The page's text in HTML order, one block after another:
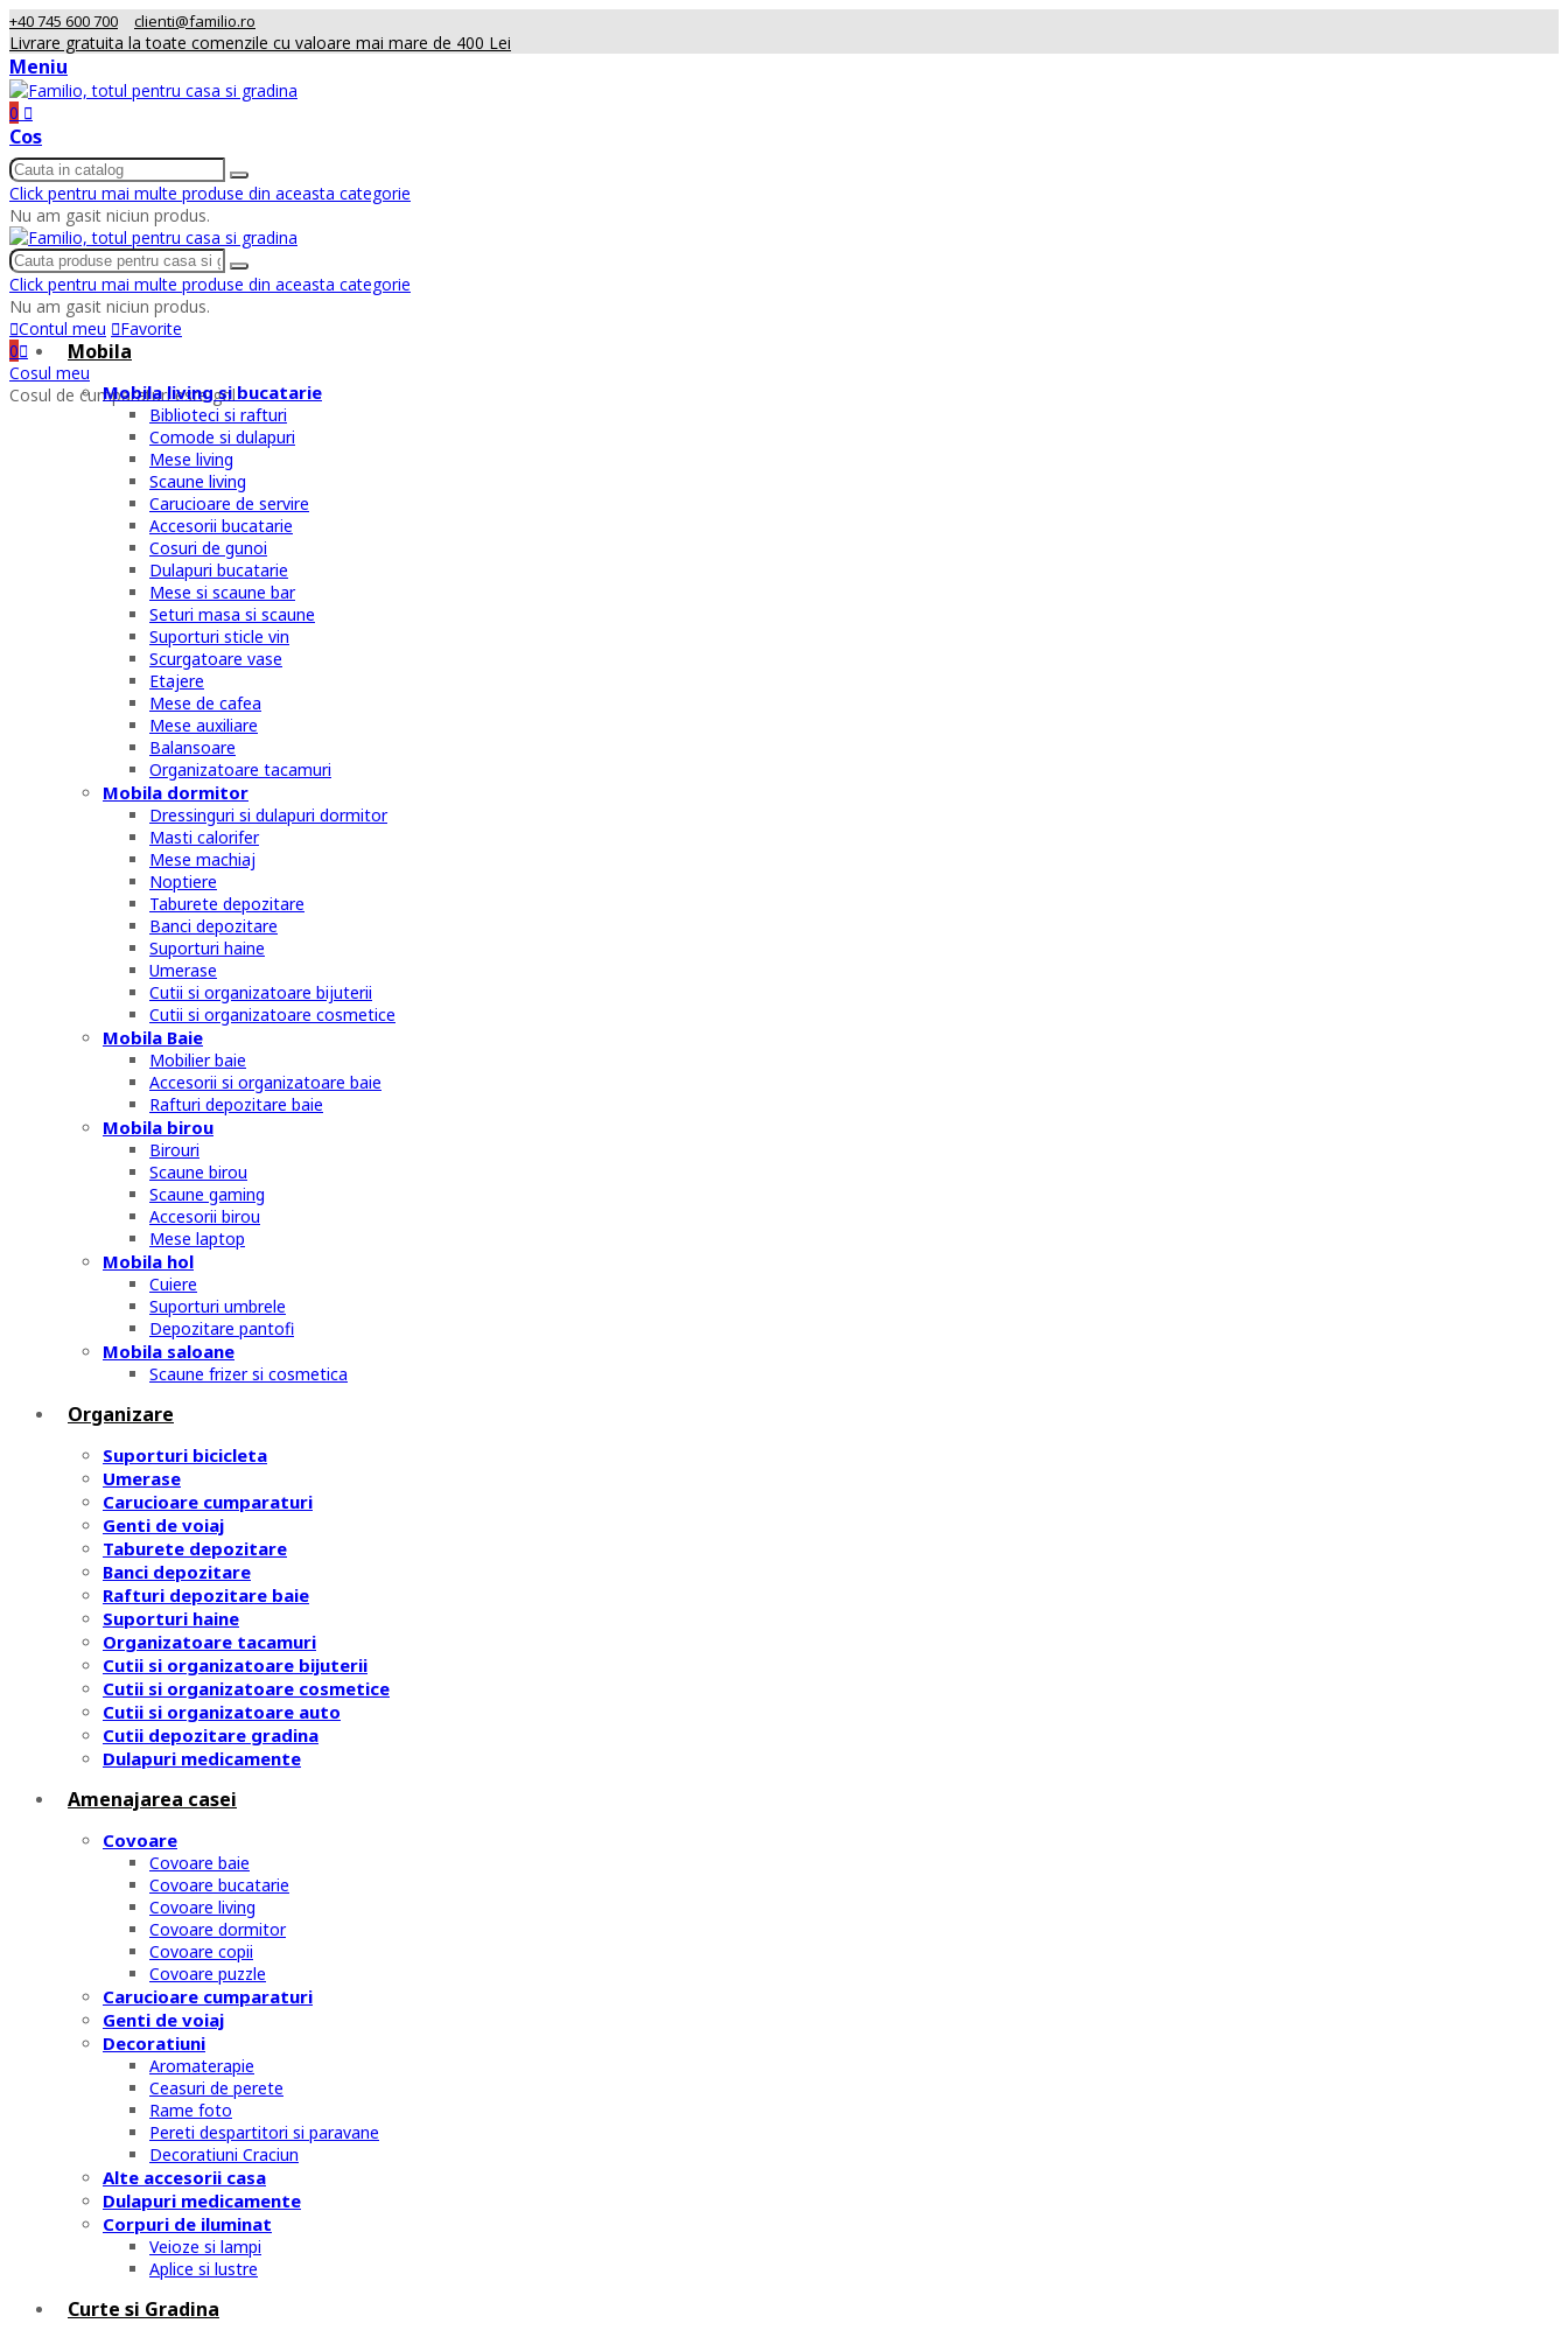
+40 745 600 700 clienti@familio.ro
Livrare gratuita la toate comenzile cu valoare mai mare de 400 Lei
Meniu
0
Cos
Click pentru mai multe produse din aceasta categorie
Nu am gasit niciun produs.
Click pentru mai multe produse din aceasta categorie
Nu am gasit niciun produs.
Contul meu
Favorite
0
Cosul meu
Cosul de cumparaturi este gol
Mobila
Mobila living si bucatarie
Biblioteci si rafturi
Comode si dulapuri
Mese living
Scaune living
Carucioare de servire
Accesorii bucatarie
Cosuri de gunoi
Dulapuri bucatarie
Mese si scaune bar
Seturi masa si scaune
Suporturi sticle vin
Scurgatoare vase
Etajere
Mese de cafea
Mese auxiliare
Balansoare
Organizatoare tacamuri
Mobila dormitor
Dressinguri si dulapuri dormitor
Masti calorifer
Mese machiaj
Noptiere
Taburete depozitare
Banci depozitare
Suporturi haine
Umerase
Cutii si organizatoare bijuterii
Cutii si organizatoare cosmetice
Mobila Baie
Mobilier baie
Accesorii si organizatoare baie
Rafturi depozitare baie
Mobila birou
Birouri
Scaune birou
Scaune gaming
Accesorii birou
Mese laptop
Mobila hol
Cuiere
Suporturi umbrele
Depozitare pantofi
Mobila saloane
Scaune frizer si cosmetica
Organizare
Suporturi bicicleta
Umerase
Carucioare cumparaturi
Genti de voiaj
Taburete depozitare
Banci depozitare
Rafturi depozitare baie
Suporturi haine
Organizatoare tacamuri
Cutii si organizatoare bijuterii
Cutii si organizatoare cosmetice
Cutii si organizatoare auto
Cutii depozitare gradina
Dulapuri medicamente
Amenajarea casei
Covoare
Covoare baie
Covoare bucatarie
Covoare living
Covoare dormitor
Covoare copii
Covoare puzzle
Carucioare cumparaturi
Genti de voiaj
Decoratiuni
Aromaterapie
Ceasuri de perete
Rame foto
Pereti despartitori si paravane
Decoratiuni Craciun
Alte accesorii casa
Dulapuri medicamente
Corpuri de iluminat
Veioze si lampi
Aplice si lustre
Curte si Gradina